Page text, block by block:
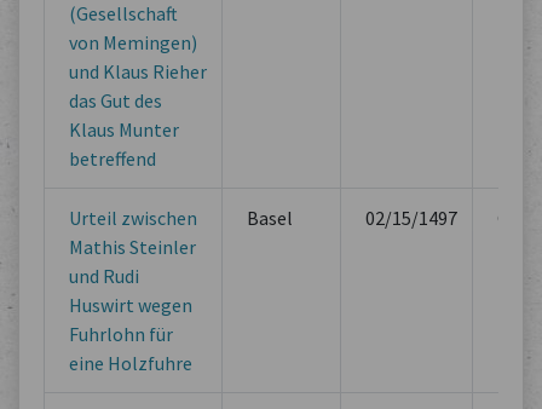
(Gesellschaft
von Memingen)
und Klaus Rieher
das Gut des
Klaus Munter
betreffend
Urteil zwischen
Mathis Steinler
und Rudi
Huswirt wegen
Fuhrlohn für
eine Holzfuhre
Basel 02/15/1497